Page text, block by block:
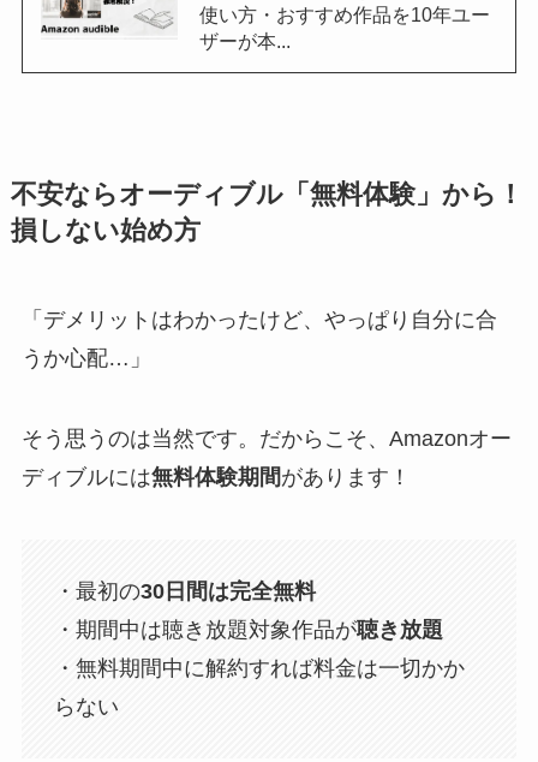
使い方・おすすめ作品を10年ユー
ザーが本...
不安ならオーディブル「無料体験」から！
損しない始め方
「デメリットはわかったけど、やっぱり自分に合
うか心配…」
そう思うのは当然です。だからこそ、Amazonオー
ディブルには無料体験期間があります！
・最初の30日間は完全無料
・期間中は聴き放題対象作品が聴き放題
・無料期間中に解約すれば料金は一切かか
らない